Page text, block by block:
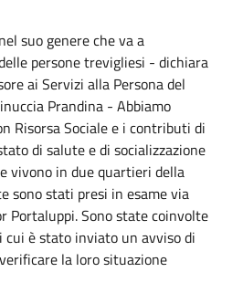
suo genere che va a
persone trevigliesi - dichiara
ai Servizi alla Persona del
Prandina - Abbiamo
Risorsa Sociale e i contributi di
di salute e di socializzazione
vivono in due quartieri della
sono stati presi in esame via
Portaluppi. Sono state coinvolte
è stato inviato un avviso di
la loro situazione